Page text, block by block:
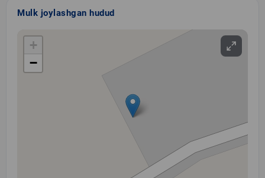
Mulk joylashgan hudud
+
−